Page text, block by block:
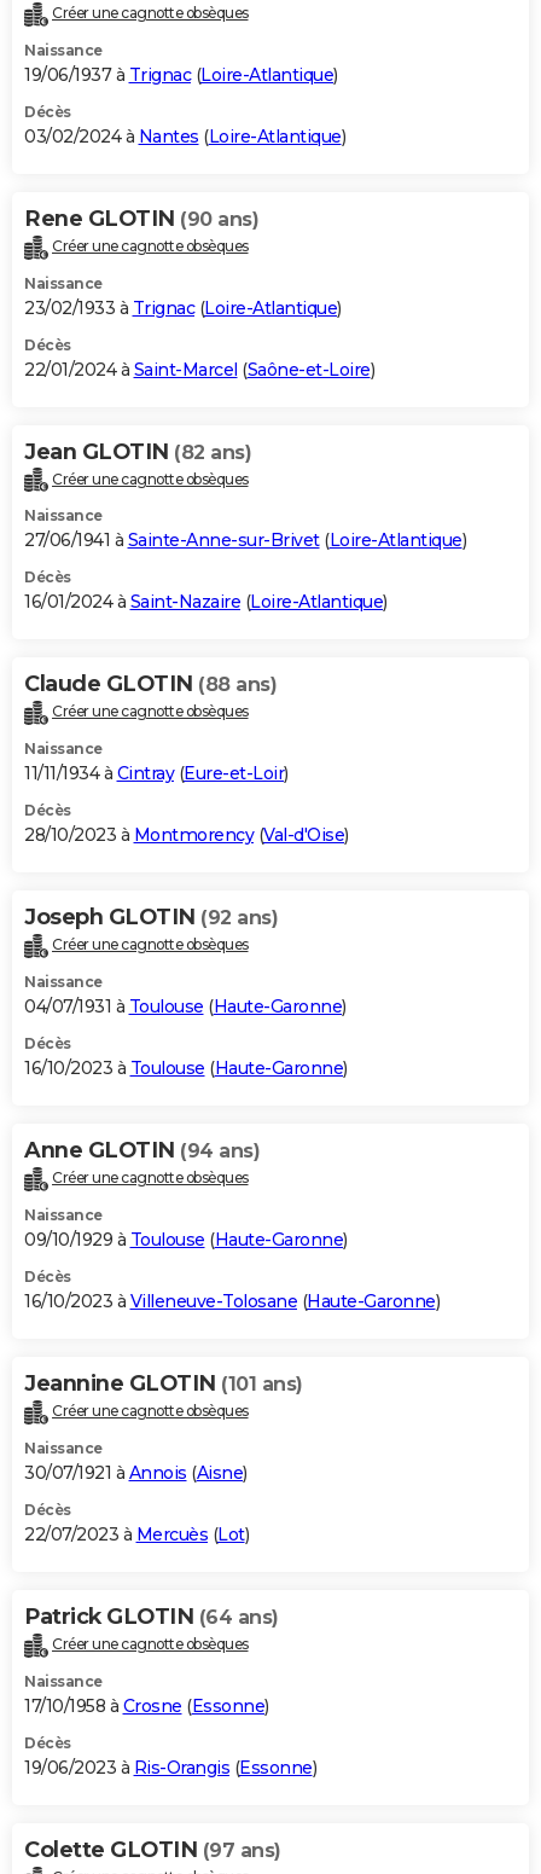
Créer une cagnotte obsèques
Naissance
19/06/1937 à Trignac(Loire-Atlantique)
Décès
03/02/2024 à Nantes (Loire-Atlantique)
Rene GLOTIN (90 ans)
Créer une cagnotte obsèques
Naissance
23/02/1933 à Trignac(Loire-Atlantique)
Décès
22/01/2024 à Saint-Marcel (Saône-et-Loire)
Jean GLOTIN (82 ans)
Créer une cagnotte obsèques
Naissance
27/06/1941 à Sainte-Anne-sur-Brivet(Loire-Atlantique)
Décès
16/01/2024 à Saint-Nazaire (Loire-Atlantique)
Claude GLOTIN (88 ans)
Créer une cagnotte obsèques
Naissance
11/11/1934 à Cintray(Eure-et-Loir)
Décès
28/10/2023 à Montmorency(Val-d'Oise)
Joseph GLOTIN (92 ans)
Créer une cagnotte obsèques
Naissance
04/07/1931 à Toulouse (Haute-Garonne)
Décès
16/10/2023 à Toulouse (Haute-Garonne)
Anne GLOTIN (94 ans)
Créer une cagnotte obsèques
Naissance
09/10/1929 à Toulouse (Haute-Garonne)
Décès
16/10/2023 à Villeneuve-Tolosane (Haute-Garonne)
Jeannine GLOTIN (101 ans)
Créer une cagnotte obsèques
Naissance
30/07/1921 à Annois (Aisne)
Décès
22/07/2023 à Mercuès (Lot)
Patrick GLOTIN (64 ans)
Créer une cagnotte obsèques
Naissance
17/10/1958 à Crosne (Essonne)
Décès
19/06/2023 à Ris-Orangis (Essonne)
Colette GLOTIN (97 ans)